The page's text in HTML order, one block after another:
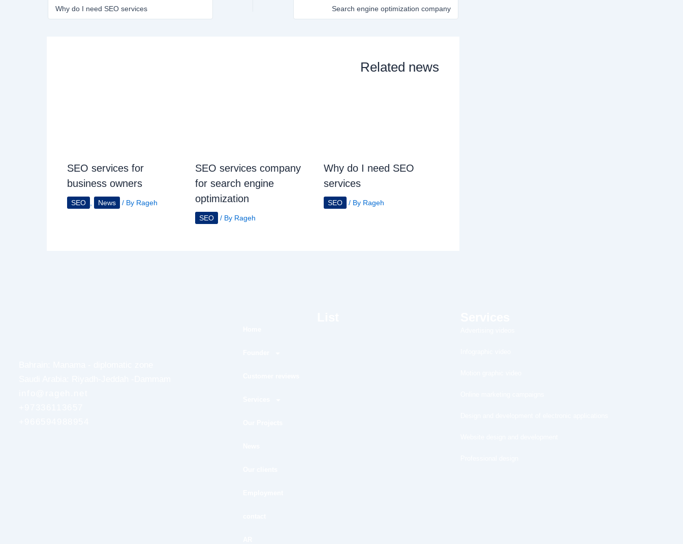
Why do I need SEO services Search engine optimization company
Related news
SEO services for
business owners
SEO , News / By Rageh
SEO services company
for search engine
optimization
SEO / By Rageh
Why do I need SEO
services
SEO / By Rageh